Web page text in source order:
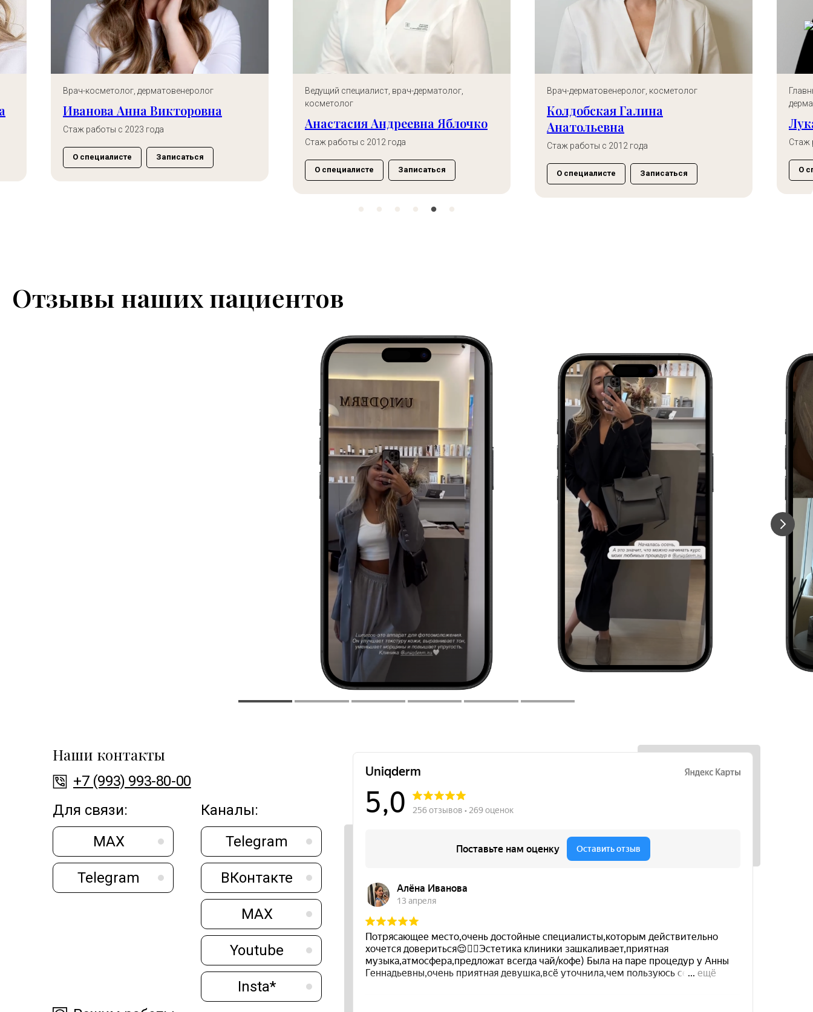
Ведущий специалист, врач-дерматолог,
Анастасия Андреевна Яблочко
О специалисте Записаться
Врач-дерматовенеролог, косметолог
Колдобская Галина
Анатольевна
Стаж работы с 2012 года
О специалисте Записаться
Главный врач, врач-косметолог,
дерматовенеролог, физиотерапевт
Лукаш Юлия Степановна
Стаж работы с 2012 года
О специалисте Записаться
Стаж
Отзывы наших пациентов
Наши контакты
+7 (993) 993-80-00
MAX Telegram
Telegram ВКонтакте
Insta*
MAX
Youtube
Для связи: Каналы: